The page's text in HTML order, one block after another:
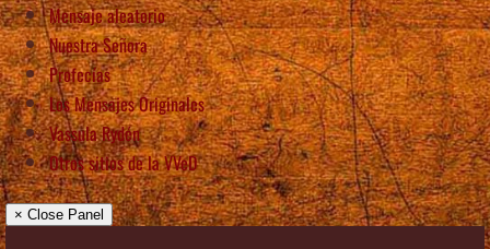
Mensaje aleatorio
Nuestra Señora
Profecías
Los Mensajes Originales
Vassula Rydén
Otros sitios de la VVeD
× Close Panel